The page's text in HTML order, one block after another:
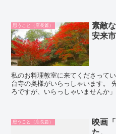
思うこと（店長篇）
素敵
安来
私のお料理教室に来てくださって
台寺の奥様がいらっしゃいます。
ろですが、いらっしゃいませんか
思うこと（店長篇）
映画